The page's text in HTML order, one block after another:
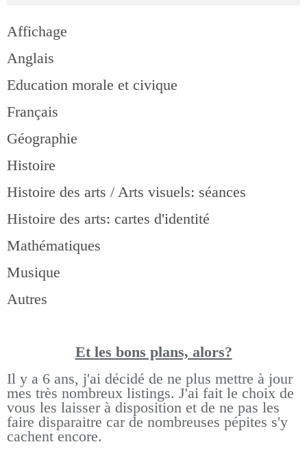
Affichage
Anglais
Education morale et civique
Français
Géographie
Histoire
Histoire des arts / Arts visuels: séances
Histoire des arts: cartes d'identité
Mathématiques
Musique
Autres
Et les bons plans, alors?
Il y a 6 ans, j'ai décidé de ne plus mettre à jour
mes très nombreux listings. J'ai fait le choix de
vous les laisser à disposition et de ne pas les
faire disparaitre car de nombreuses pépites s'y
cachent encore.